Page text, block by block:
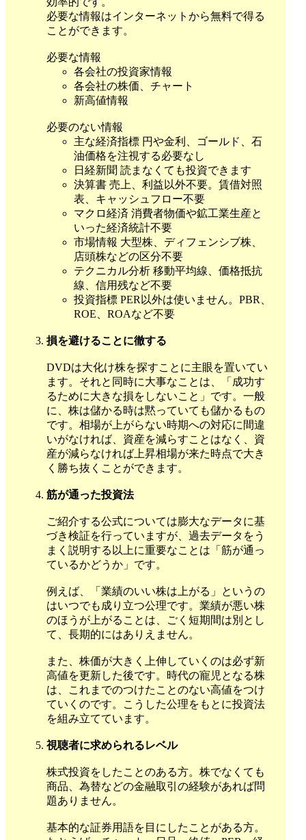
必要な情報はインターネットから無料で得る
ことができます。
必要な情報
各会社の投資家情報
各会社の株価、チャート
新高値情報
必要のない情報
主な経済指標 円や金利、ゴールド、石
油価格を注視する必要なし
日経新聞 読まなくても投資できます
決算書 売上、利益以外不要。賃借対照
表、キャッシュフロー不要
マクロ経済 消費者物価や鉱工業生産と
いった経済統計不要
市場情報 大型株、ディフェンシブ株、
店頭株などの区分不要
テクニカル分析 移動平均線、価格抵抗
線、信用残など不要
投資指標 PER以外は使いません。PBR、
ROE、ROAなど不要
損を避けることに徹する
DVDは大化け株を探すことに主眼を置いてい
ます。それと同時に大事なことは、「成功す
るために大きな損をしないこと」です。一般
に、株は儲かる時は黙っていても儲かるもの
です。相場が上がらない時期への対応に間違
いがなければ、資産を減らすことはなく、資
産が減らなければ上昇相場が来た時点で大き
く勝ち抜くことができます。
筋が通った投資法
ご紹介する公式については膨大なデータに基
づき検証を行っていますが、過去データをう
まく説明する以上に重要なことは「筋が通っ
ているかどうか」です。
例えば、「業績のいい株は上がる」というの
はいつでも成り立つ公理です。業績が悪い株
のほうが上がることは、ごく短期間は別とし
て、長期的にはありえません。
また、株価が大きく上伸していくのは必ず新
高値を更新した後です。時代の寵児となる株
は、これまでのつけたことのない高値をつけ
ていくのです。こうした公理をもとに投資法
を組み立てています。
視聴者に求められるレベル
株式投資をしたことのある方。株でなくても
商品、為替などの金融取引の経験があれば問
題ありません。
基本的な証券用語を目にしたことがある方。